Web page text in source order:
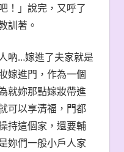
！」說完，又呼了
訓著。
吶…嫁進了夫家就是
嫁進門，作為一個
就妳那點嫁妝帶進
可以享清福，門都
持這個家，還要輔
妳們一般小戶人家